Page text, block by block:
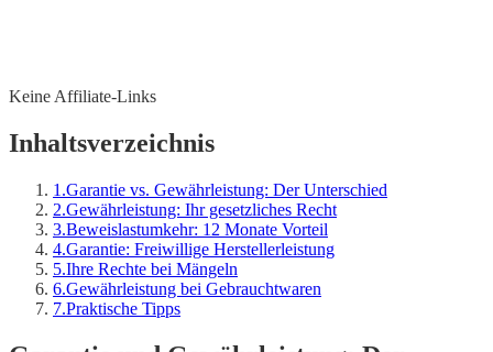
Keine Affiliate-Links
Inhaltsverzeichnis
1 .Garantie vs. Gewährleistung: Der Unterschied
2.Gewährleistung: Ihr gesetzliches Recht
3.Beweislastumkehr: 12 Monate Vorteil
4.Garantie: Freiwillige Herstellerleistung
5.Ihre Rechte bei Mängeln
6.Gewährleistung bei Gebrauchtwaren
7.Praktische Tipps